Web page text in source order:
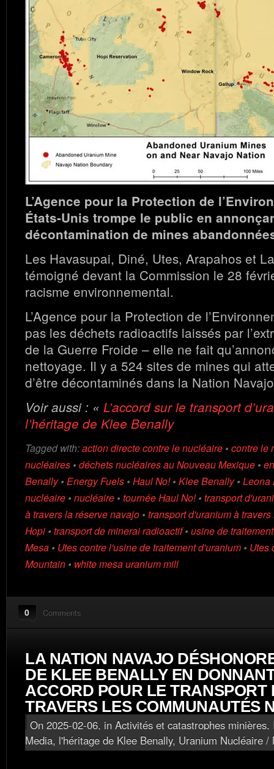
L’Agence pour la Protection de
États-Unis trompe le public en
décontamination de mines
Les Havasupai, Diné, Utes, Arapahos et
témoigné devant la Commission le 28
racisme environnemental.
L’Agence pour la Protection de
pas les déchets radioactifs laissés par
de la Guerre Froide – elle ne fait
nettoyage. Il y a 524 sites de mines qui
d’être décontaminés dans la Nation
Voir aussi : « L’accord sur le transport
l’héritage de Klee Benally
Tagged with:action directe contre le nucléaire • contre le
nucléaires • déchets nucléaires au Nouveau Mexique •
Benally• Energy Fuels • Haul No!• Klee Benally• Leona
nucléaire • nucléaire • tournée Haul No!• transport
à travers la réserve navajo • transport d'uranium à
Hopi • transport de minerai radioactif• usine de
Mesa • Utes contre l'usine de traitement d'uranium • Utes
Mountain • white mesa uranium mill
0 Comments
LA NATION NAVAJO
DE KLEE BENALLY EN
ACCORD POUR LE TRANSPORT
TRAVERS LES COMMUNAUTÉS
On 2025-02-06, in Activités et catastrophes minières,
Media, l'héritage de Klee Benally, Uranium Nucléaire /